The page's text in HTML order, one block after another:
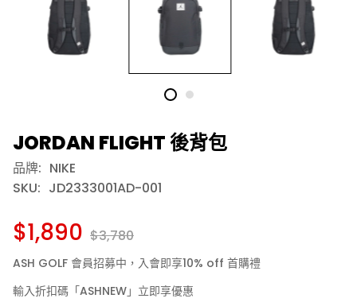
JORDAN FLIGHT 後背包
品牌: NIKE
SKU: JD2333001AD-001
$1,890 $3,780
ASH GOLF 會員招募中，入會即享10% off 首購禮
輸入折扣碼「ASHNEW」立即享優惠